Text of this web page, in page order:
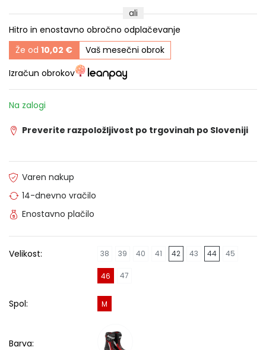
ali
Hitro in enostavno obročno odplačevanje
Že od 10,02 €
Vaš mesečni obrok
Izračun obrokov
Na zalogi
Preverite razpoložljivost po trgovinah po Sloveniji
Varen nakup
14-dnevno vračilo
Enostavno plačilo
Velikost: 38 39 40 41 42 43 44 45
46 47
Spol: M
Barva: